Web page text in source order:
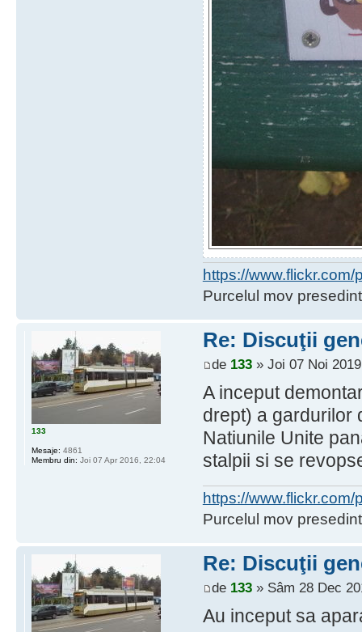
https://
Purcelul mov
Re: Discuţii
de 133» Joi 07 Noi
A inceput
drept) a gardurilor
Natiunile Unite
stalpii si se
https://
Purcelul mov
133
Mesaje: 4861
Membru din: Joi 07 Apr 2016, 22:04
Re: Discuţii
de 133» Sâm 28 Dec
Au inceput sa